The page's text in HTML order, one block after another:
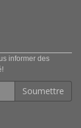
informer des
Soumettre